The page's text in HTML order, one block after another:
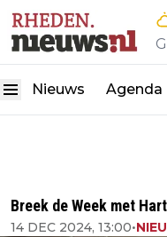
Nieuws Agenda
Breek de Week met
14 DEC 2024, 13:00•